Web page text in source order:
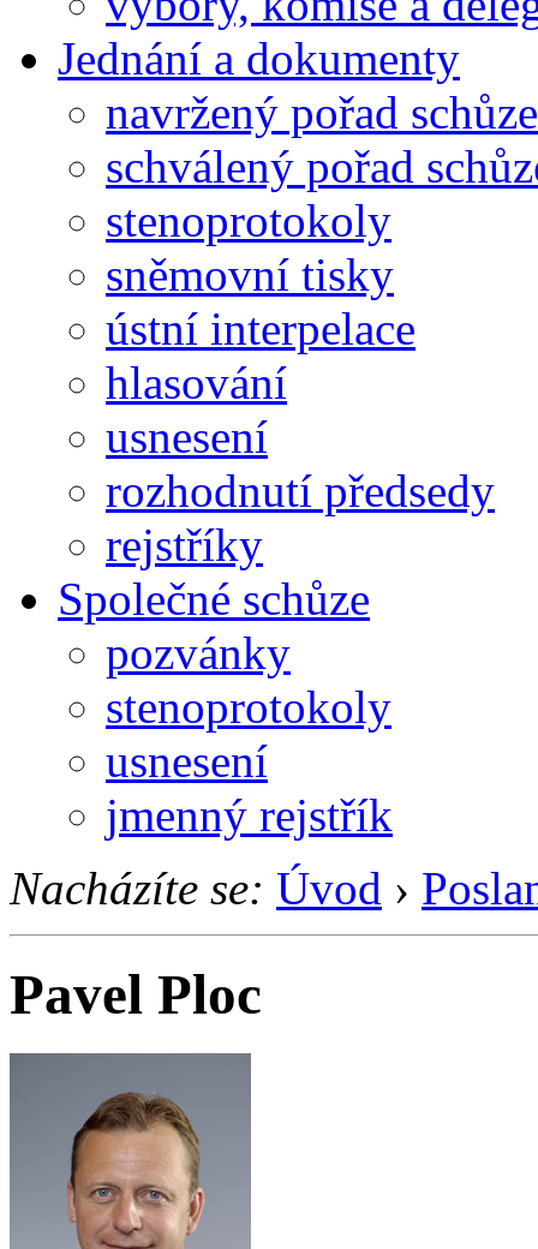
Jednání a dokumenty
navržený pořad schůze
schválený pořad
stenoprotokoly
sněmovní tisky
ústní interpelace
hlasování
usnesení
rozhodnutí předsedy
rejstříky
Společné schůze
pozvánky
stenoprotokoly
usnesení
jmenný rejstřík
Nacházíte se: Úvod ›
Pavel Ploc